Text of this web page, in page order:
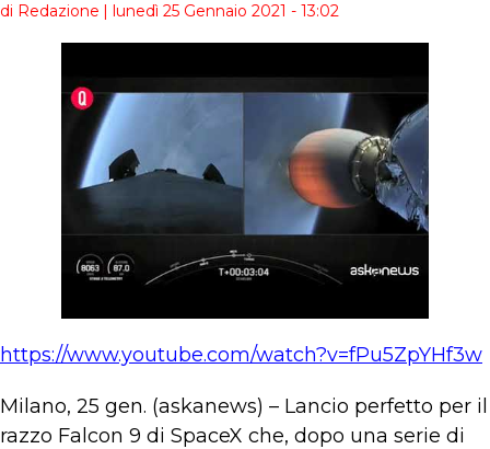
di Redazione | lunedì 25 Gennaio 2021 - 13:02
https://www.youtube.com/watch?v=fPu5ZpYHf3w
Milano, 25 gen. (askanews) – Lancio perfetto per il
razzo Falcon 9 di SpaceX che, dopo una serie di